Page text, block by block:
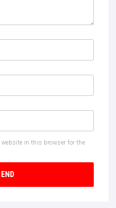
website in this browser for the